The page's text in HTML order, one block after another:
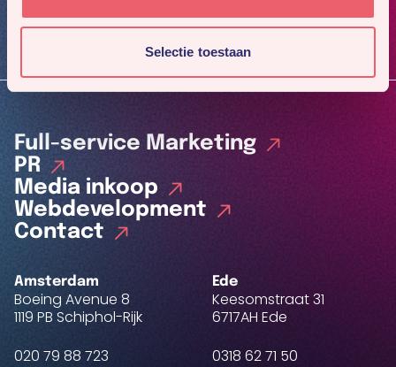
Selectie toestaan
Inschrijven
Full-service Marketing
PR
Media inkoop
Webdevelopment
Contact
Amsterdam
Boeing Avenue 8
1119 PB Schiphol-Rijk
020 79 88 723
Ede
Keesomstraat 31
6717AH Ede
0318 62 71 50